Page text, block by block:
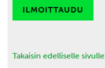
ILMOITTAUDU
Takaisin edelliselle sivulle